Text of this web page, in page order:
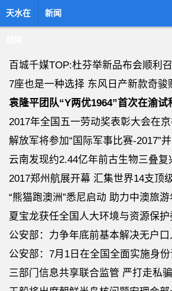
天水在 新闻
7座也是一种选择 东风日产新款奇骏
袁隆平团队“Y两优1964”首次在渝试
解放军将参加“国际军事比赛-2017”
云南发现约2.44亿年前古生物三叠复
2017郑州航展开幕 汇集世界14支顶
“熊猫跑澳洲”悉尼启动 助力中澳旅游
夏宝龙获任全国人大环境与资源保
公安部：力争年底前基本解决无户
公安部：7月1日在全国全面实施身
三部门信息共享联合监管 严打走私